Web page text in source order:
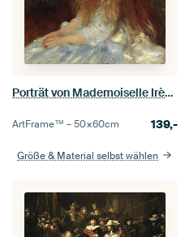
Porträt von Mademoiselle Irène Cahen d'Anvers (Kleine Irene), Pierre-Auguste Renoir
ArtFrame™ –50×60cm 139,-
Größe & Material selbst wählen